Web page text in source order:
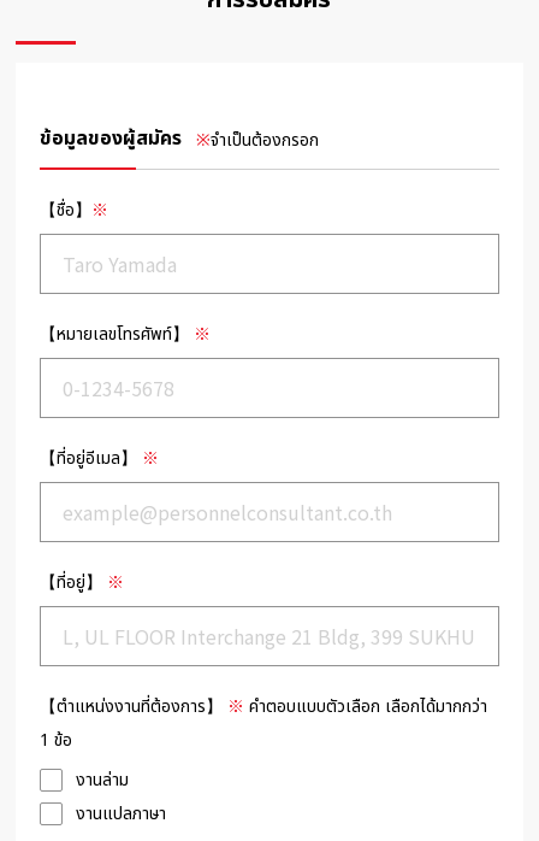
ข้อมูลของผู้สมัคร ※จำเป็นต้องกรอก
【ชื่อ】 ※
【หมายเลขโทรศัพท์】 ※
【ที่อยู่อีเมล】 ※
【ที่อยู่】 ※
【ตำแหน่งงานที่ต้องการ】 ※ คำตอบแบบตัวเลือก เลือกได้มากกว่า
1 ข้อ
งานล่าม
งานแปลภาษา